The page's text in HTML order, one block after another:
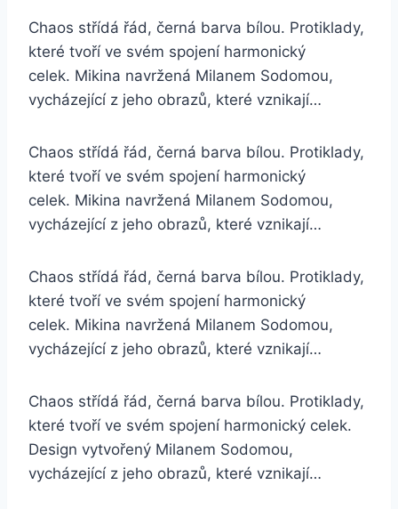
Chaos střídá řád, černá barva bílou. Protiklady,
které tvoří ve svém spojení harmonický
celek. Mikina navržená Milanem Sodomou,
vycházející z jeho obrazů, které vznikají…
Chaos střídá řád, černá barva bílou. Protiklady,
které tvoří ve svém spojení harmonický
celek. Mikina navržená Milanem Sodomou,
vycházející z jeho obrazů, které vznikají…
Chaos střídá řád, černá barva bílou. Protiklady,
které tvoří ve svém spojení harmonický
celek. Mikina navržená Milanem Sodomou,
vycházející z jeho obrazů, které vznikají…
Chaos střídá řád, černá barva bílou. Protiklady,
které tvoří ve svém spojení harmonický celek.
Design vytvořený Milanem Sodomou,
vycházející z jeho obrazů, které vznikají…